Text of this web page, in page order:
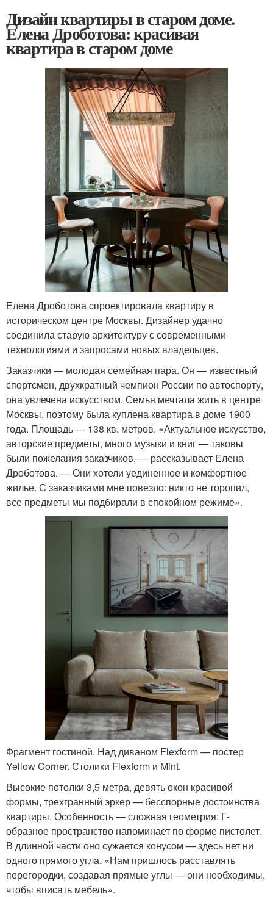
Дизайн квартиры в старом доме.
Елена Дроботова: красивая
квартира в старом доме
Елена Дроботова cпроектировала квартиру в
историческом центре Москвы. Дизайнер удачно
соединила старую архитектуру с современными
технологиями и запросами новых владельцев.
Заказчики — молодая семейная пара. Он — известный
спортсмен, двухкратный чемпион России по автоспорту,
она увлечена искусством. Семья мечтала жить в центре
Москвы, поэтому была куплена квартира в доме 1900
года. Площадь — 138 кв. метров. «Актуальное искусство,
авторские предметы, много музыки и книг — таковы
были пожелания заказчиков, — рассказывает Елена
Дроботова. — Они хотели уединенное и комфортное
жилье. С заказчиками мне повезло: никто не торопил,
все предметы мы подбирали в спокойном режиме».
Фрагмент гостиной. Над диваном Flexform — постер
Yellow Corner. Столики Flexform и Mint.
Высокие потолки 3,5 метра, девять окон красивой
формы, трехгранный эркер — бесспорные достоинства
квартиры. Особенность — сложная геометрия: Г-
образное пространство напоминает по форме пистолет.
В длинной части оно сужается конусом — здесь нет ни
одного прямого угла. «Нам пришлось расставлять
перегородки, создавая прямые углы — они необходимы,
чтобы вписать мебель».